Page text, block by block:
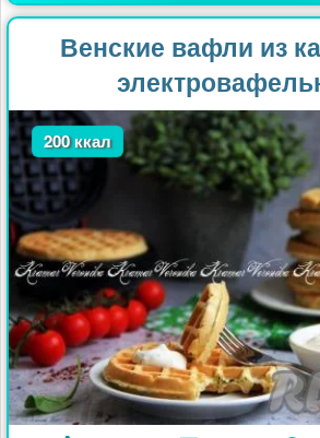
Венские вафли из
200 ккал